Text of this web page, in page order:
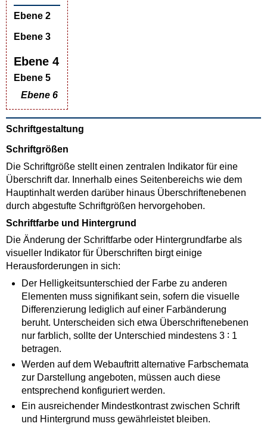
Ebene 2
Ebene 3
Ebene 4
Ebene 5
Ebene 6
Schriftgestaltung
Schriftgrößen
Die Schriftgröße stellt einen zentralen Indikator für eine
Überschrift dar. Innerhalb eines Seitenbereichs wie dem
Hauptinhalt werden darüber hinaus Überschriftenebenen
durch abgestufte Schriftgrößen hervorgehoben.
Schriftfarbe und Hintergrund
Die Änderung der Schriftfarbe oder Hintergrundfarbe als
visueller Indikator für Überschriften birgt einige
Herausforderungen in sich:
Der Helligkeitsunterschied der Farbe zu anderen
Elementen muss signifikant sein, sofern die visuelle
Differenzierung lediglich auf einer Farbänderung
beruht. Unterscheiden sich etwa Überschriftenebenen
nur farblich, sollte der Unterschied mindestens 3 ∶ 1
betragen.
Werden auf dem Webauftritt alternative Farbschemata
zur Darstellung angeboten, müssen auch diese
entsprechend konfiguriert werden.
Ein ausreichender Mindestkontrast zwischen Schrift
und Hintergrund muss gewährleistet bleiben.